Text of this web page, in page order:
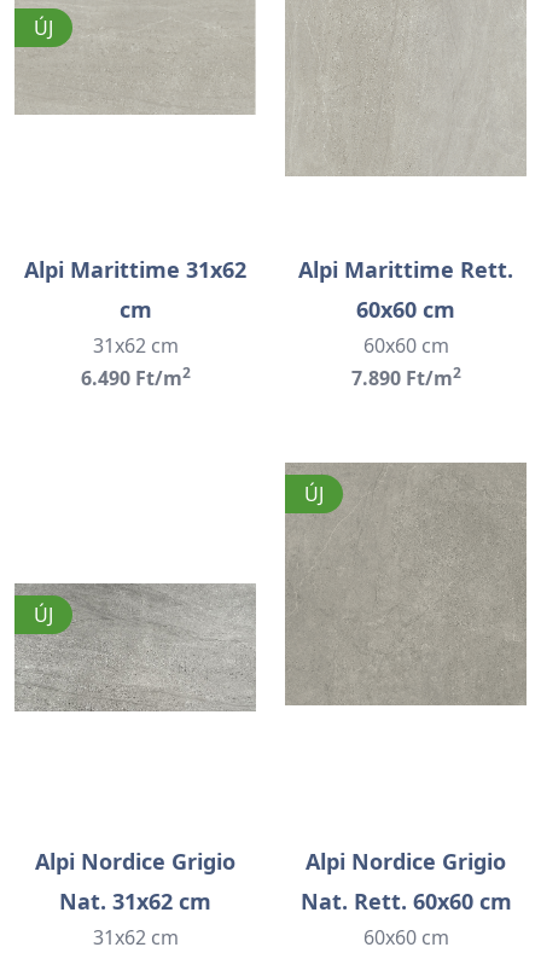
ÚJ
Alpi Marittime 31x62
cm
31x62 cm
6.490 Ft/m2
Alpi Marittime Rett.
60x60 cm
60x60 cm
7.890 Ft/m2
ÚJ
Alpi Nordice Grigio
Nat. 31x62 cm
31x62 cm
ÚJ
Alpi Nordice Grigio
Nat. Rett. 60x60 cm
60x60 cm